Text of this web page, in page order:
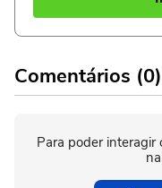
Comentários (0)
Para poder interagir